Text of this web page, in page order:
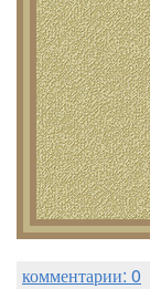
комментарии: 0